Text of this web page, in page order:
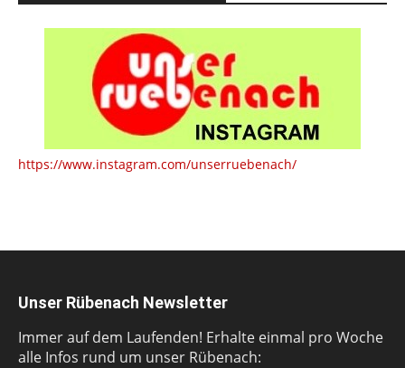
https://www.instagram.com/unserruebenach/
Unser Rübenach Newsletter
Immer auf dem Laufenden! Erhalte einmal pro Woche
alle Infos rund um unser Rübenach: